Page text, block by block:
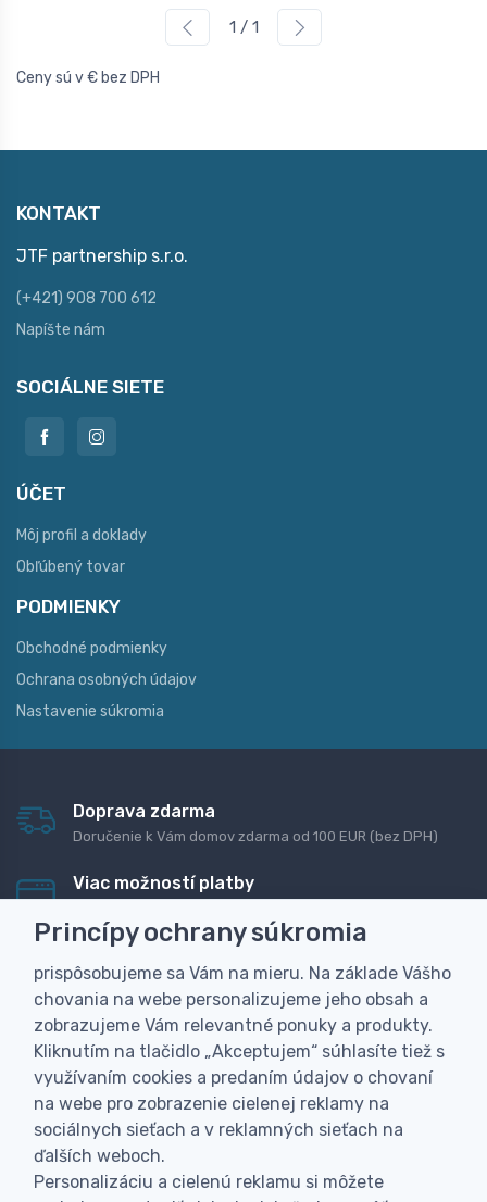
1 / 1
Ceny sú v € bez DPH
KONTAKT
JTF partnership s.r.o.
(+421) 908 700 612
Napíšte nám
SOCIÁLNE SIETE
ÚČET
Môj profil a doklady
Obľúbený tovar
PODMIENKY
Obchodné podmienky
Ochrana osobných údajov
Nastavenie súkromia
Doprava zdarma
Doručenie k Vám domov zdarma od 100 EUR (bez DPH)
Viac možností platby
dobierku
Personalizácia
Vyrobíme Vám vlastný originálny darček
Skúsenosť
Široký sortiment, z ktorého Vám pomôžeme vybrať
Princípy ochrany súkromia
prispôsobujeme sa Vám na mieru. Na základe Vášho
chovania na webe personalizujeme jeho obsah a
zobrazujeme Vám relevantné ponuky a produkty.
Kliknutím na tlačidlo „Akceptujem“ súhlasíte tiež s
využívaním cookies a predaním údajov o chovaní
na webe pro zobrazenie cielenej reklamy na
sociálnych sieťach a v reklamných sieťach na
ďalších weboch.
Personalizáciu a cielenú reklamu si môžete